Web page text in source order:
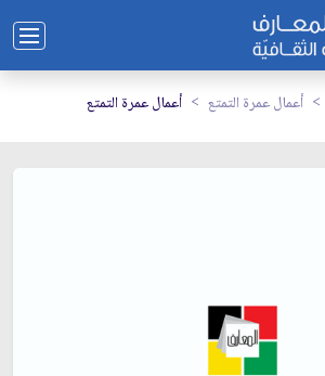
أعمال عمرة التمتع أعمال عمرة التمتع